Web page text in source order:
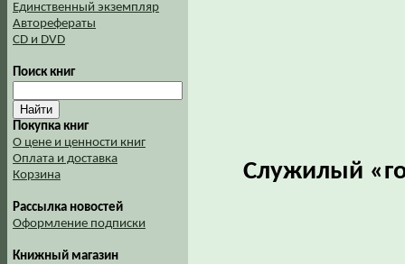
Единственный экземпляр
Авторефераты
CD и DVD
Поиск книг
Покупка книг
О цене и ценности книг
Оплата и доставка
Корзина
Рассылка новостей
Оформление подписки
Книжный магазин
Служилый